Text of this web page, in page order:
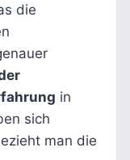
die
in
sich
man die